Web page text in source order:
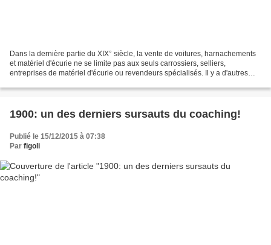
Dans la dernière partie du XIX° siècle, la vente de voitures, harnachements
et matériel d'écurie ne se limite pas aux seuls carrossiers, selliers,
entreprises de matériel d'écurie ou revendeurs spécialisés. Il y a d'autres
1900: un des derniers sursauts du coaching!
Publié le 15/12/2015 à 07:38
Par figoli